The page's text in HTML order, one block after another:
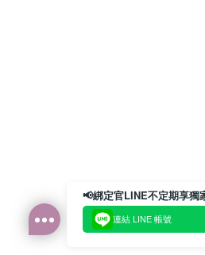
連結 LINE 帳號